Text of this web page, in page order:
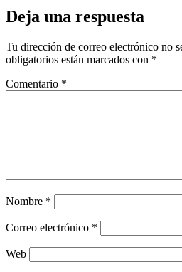
Deja una respuesta
Tu dirección de correo electrónico no
obligatorios están marcados con *
Comentario *
Nombre *
Correo electrónico *
Web